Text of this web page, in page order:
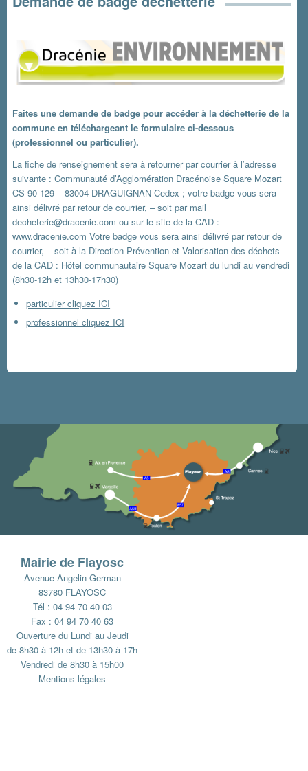
Faites une demande de badge pour accéder à la déchetterie de la
commune en téléchargeant le formulaire ci-dessous
(professionnel ou particulier).
La fiche de renseignement sera à retourner par courrier à l’adresse
suivante : Communauté d’Agglomération Dracénoise Square Mozart
CS 90 129 – 83004 DRAGUIGNAN Cedex ; votre badge vous sera
ainsi délivré par retour de courrier, – soit par mail
decheterie@dracenie.com ou sur le site de la CAD :
www.dracenie.com Votre badge vous sera ainsi délivré par retour de
courrier, – soit à la Direction Prévention et Valorisation des déchets
de la CAD : Hôtel communautaire Square Mozart du lundi au vendredi
(8h30-12h et 13h30-17h30)
particulier cliquez ICI
professionnel cliquez ICI
Mairie de Flayosc
Avenue Angelin German
83780 FLAYOSC
Tél : 04 94 70 40 03
Fax : 04 94 70 40 63
Ouverture du Lundi au Jeudi
de 8h30 à 12h et de 13h30 à 17h
Vendredi de 8h30 à 15h00
Mentions légales